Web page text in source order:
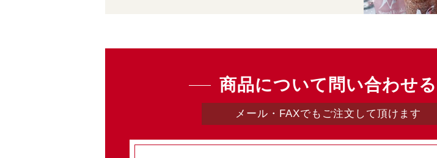
商品について問い合わせる
メール・FAXでもご注文して頂けます